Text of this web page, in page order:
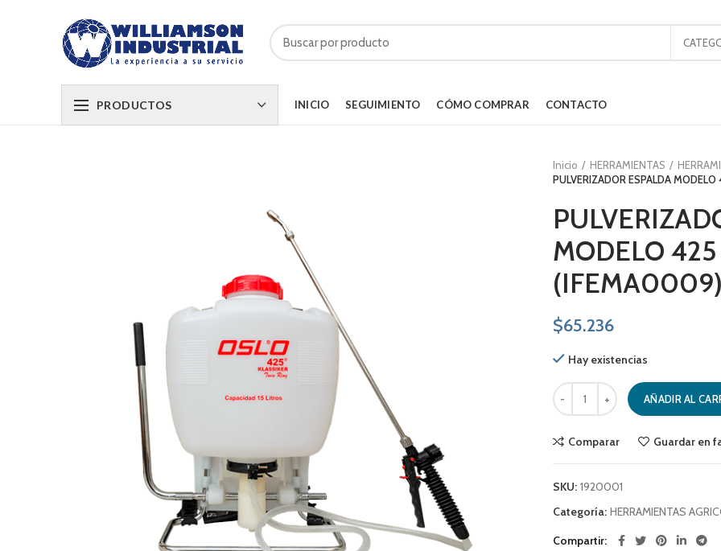
PRODUCTOS INICIO SEGUIMIENTO CÓMO COMPRAR CONTACTO
Inicio HERRAMIENTAS
PULVERIZADOR ESPALDA
MODELO
$65.236
Hay existencias
PULVERIZADOR ESPALDA
AÑADIR AL
Comparar Guardar en
SKU: 1920001
Categoría: HERRAMIENTAS
Compartir